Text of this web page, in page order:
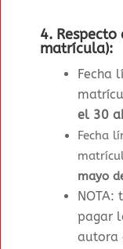
4.
matrícula):
Fecha
el 30
Fecha
mayo
NOTA:
pagar
autora